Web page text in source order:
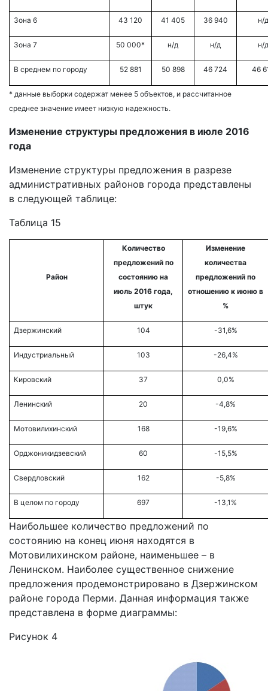
Зона 6 43 120 41 405 36 940 н/д
Зона 7 50 000* н/д н/д н/д
В среднем по городу 52 881 50 898 46 724 46
* данные выборки содержат менее 5 объектов, и рассчитанное
среднее значение имеет низкую надежность.
Изменение структуры предложения в июле 2016
года
Изменение структуры предложения в разрезе
административных районов города представлены
в следующей таблице:
Таблица 15
Район
Количество
предложений по
состоянию на
июль 2016 года,
штук
Изменение
количества
предложений по
отношению к июню в
%
Дзержинский 104 -31,6%
Индустриальный 103 -26,4%
Кировский 37 0,0%
Ленинский 20 -4,8%
Мотовилихинский 168 -19,6%
Орджоникидзевский 60 -15,5%
Свердловский 162 -5,8%
В целом по городу 697 -13,1%
Наибольшее количество предложений по
состоянию на конец июня находятся в
Мотовилихинском районе, наименьшее – в
Ленинском. Наиболее существенное снижение
предложения продемонстрировано в Дзержинском
районе города Перми. Данная информация также
представлена в форме диаграммы:
Рисунок 4